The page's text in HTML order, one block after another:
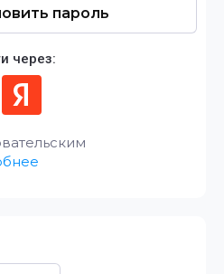
пароль
через: